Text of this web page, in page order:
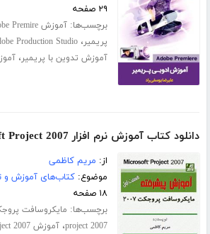
۲۹ صفحه
برچسب‌ها:آموزش Adobe Premire
پریمیر،Production Studio
آموزش تدوین با پریمیر،
دانلود کتاب آموزش نرم افزار Microsoft Project 2007
از: مریم کاظمی
موضوع:کتاب‌های آموزش و
۱۸ صفحه
برچسب‌ها: مایکروسافت
project 2007،آموزش project 2007